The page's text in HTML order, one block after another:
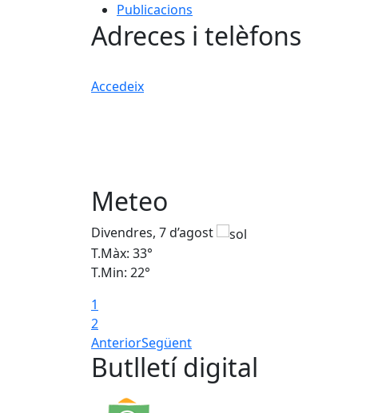
Publicacions
Adreces i telèfons
Accedeix
Meteo
Divendres, 7 d’agost
T.Màx: 33°
T.Min: 22°
1
2
AnteriorSegüent
Butlletí digital